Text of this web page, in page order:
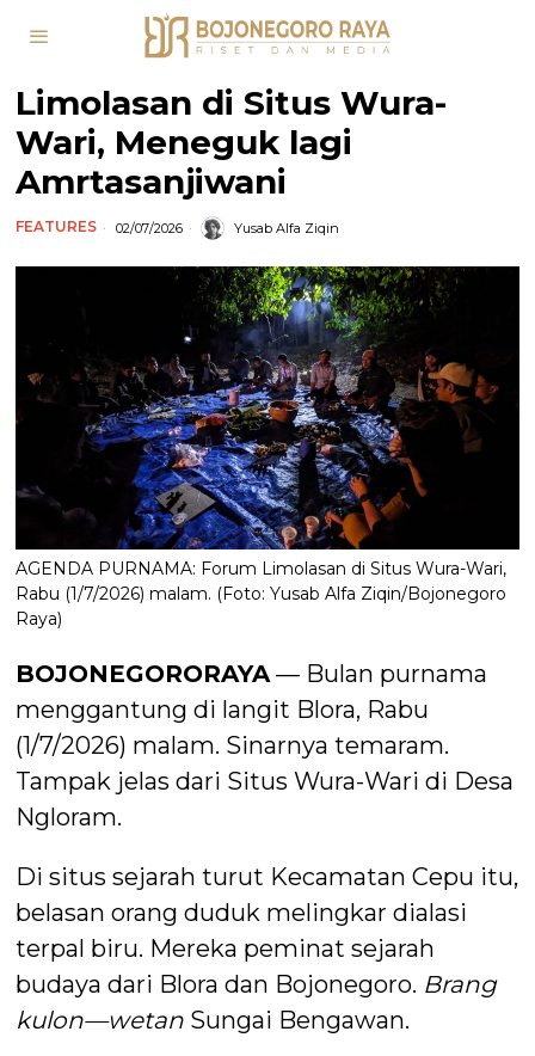
Limolasan di Situs Wura-
Wari, Meneguk lagi
Amrtasanjiwani
FEATURES 02/07/2026 Yusab Alfa Ziqin
AGENDA PURNAMA: Forum Limolasan di Situs Wura-Wari,
Rabu (1/7/2026) malam. (Foto: Yusab Alfa Ziqin/Bojonegoro
Raya)
BOJONEGORORAYA— Bulan purnama
menggantung di langit Blora, Rabu
(1/7/2026) malam. Sinarnya temaram.
Tampak jelas dari Situs Wura-Wari di Desa
Ngloram.
Di situs sejarah turut Kecamatan Cepu itu,
belasan orang duduk melingkar dialasi
terpal biru. Mereka peminat sejarah
budaya dari Blora dan Bojonegoro. Brang
kulon—wetan Sungai Bengawan.